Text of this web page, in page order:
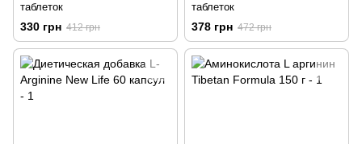
таблеток
330 грн 412 грн
таблеток
378 грн 472 грн